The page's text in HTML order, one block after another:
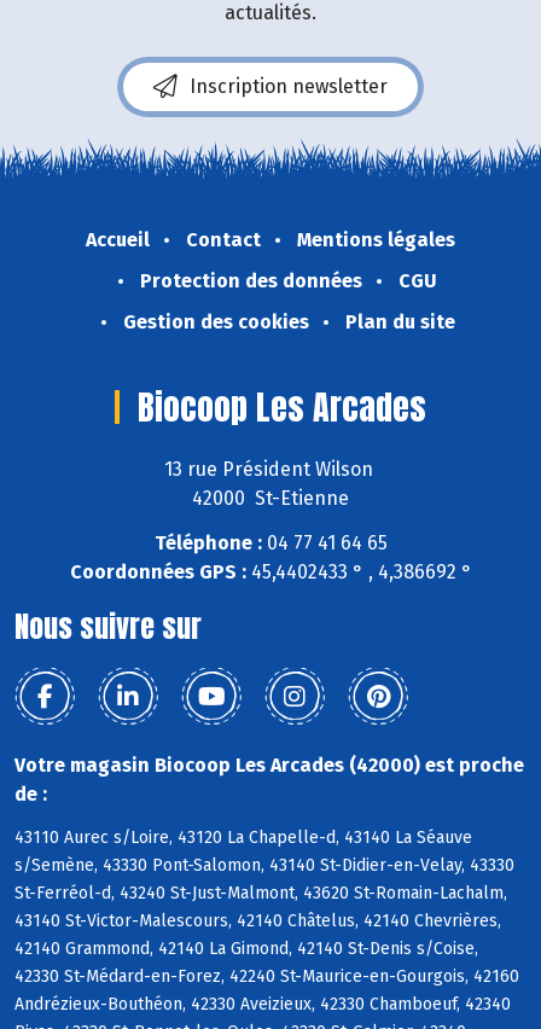
actualités.
Inscription newsletter
Accueil Contact
Mentions légales
Protection des données
CGU
Gestion des cookies
Plan du site
Biocoop Les Arcades
13 rue Président Wilson
42000 St-Etienne
Téléphone :04 77 41 64 65
Coordonnées GPS :45,4402433 ° , 4,386692 °
Nous suivre sur
Votre magasin Biocoop Les Arcades (42000) est proche
de :
43110 Aurec s/Loire, 43120 La Chapelle-d, 43140 La Séauve
s/Semène, 43330 Pont-Salomon, 43140 St-Didier-en-Velay, 43330
St-Ferréol-d, 43240 St-Just-Malmont, 43620 St-Romain-Lachalm,
43140 St-Victor-Malescours, 42140 Châtelus, 42140 Chevrières,
42140 Grammond, 42140 La Gimond, 42140 St-Denis s/Coise,
42330 St-Médard-en-Forez, 42240 St-Maurice-en-Gourgois, 42160
Andrézieux-Bouthéon, 42330 Aveizieux, 42330 Chamboeuf, 42340